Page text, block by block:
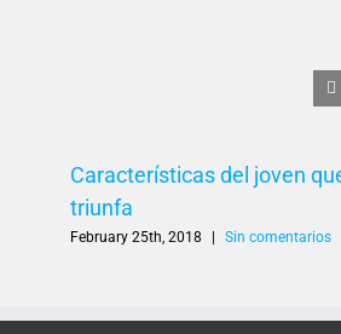
Características del joven
triunfa
February 25th, 2018 Sin comentarios